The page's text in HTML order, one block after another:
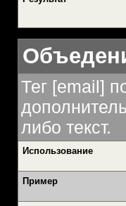
Тег [email]
либо текст.
Использование
Пример